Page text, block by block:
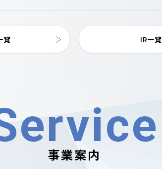
覧 IR一覧
事業案内